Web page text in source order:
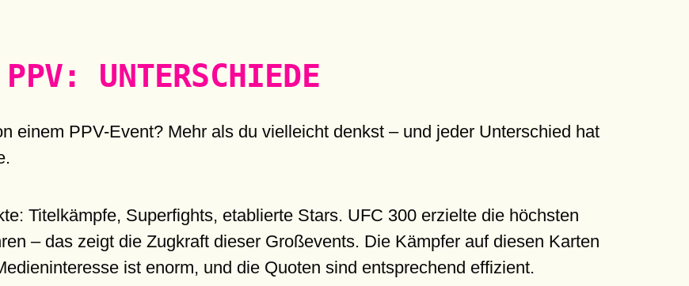
UNTERSCHIEDE
einem PPV-Event? Mehr als du vielleicht denkst – und jeder Unterschied hat
Titelkämpfe, Superfights, etablierte Stars. UFC 300 erzielte die höchsten
– das zeigt die Zugkraft dieser Großevents. Die Kämpfer auf diesen Karten
ist enorm, und die Quoten sind entsprechend effizient.